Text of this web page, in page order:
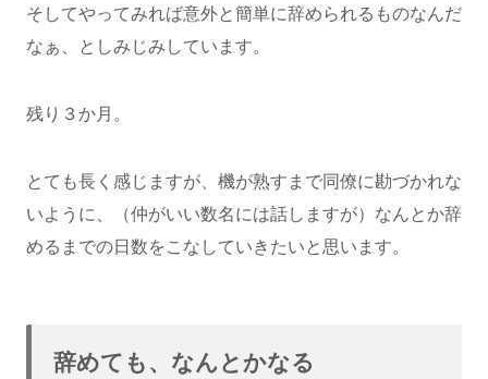
そしてやってみれば意外と簡単に辞められるものなんだ
なぁ、としみじみしています。
残り３か月。
とても長く感じますが、機が熟すまで同僚に勘づかれな
いように、（仲がいい数名には話しますが）なんとか辞
めるまでの日数をこなしていきたいと思います。
辞めても、なんとかなる